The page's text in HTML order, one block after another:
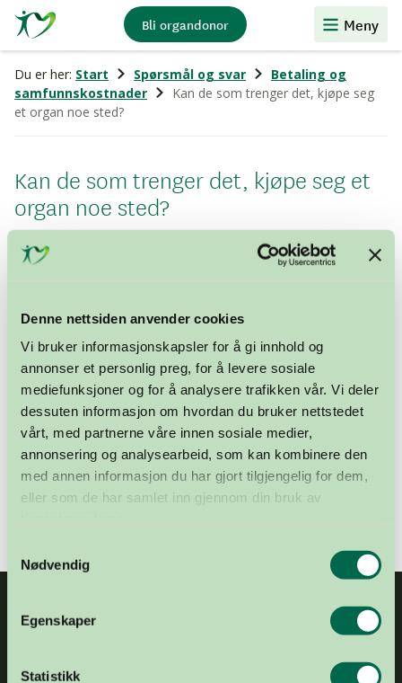
Denne nettsiden anvender cookies
Vi bruker informasjonskapsler for å gi innhold og
annonser et personlig preg, for å levere sosiale
mediefunksjoner og for å analysere trafikken vår. Vi deler
dessuten informasjon om hvordan du bruker nettstedet
vårt, med partnerne våre innen sosiale medier,
annonsering og analysearbeid, som kan kombinere den
med annen informasjon du har gjort tilgjengelig for dem,
eller som de har samlet inn gjennom din bruk av
Nødvendig
Egenskaper
Statistikk
Stiftelsen
Organdonasjon
Bli organdonor Meny
Du er her: Start Spørsmål og svar
Betaling og
samfunnskostnader
Kan de som trenger det, kjøpe seg
et organ noe sted?
Kan de som trenger det, kjøpe seg et
organ noe sted?
I Norge, og i de aller fleste andre land, er detforbud
transplantasjoner foretas i Norge med organer som er
kjøpt.
I mange vestlige land er uttak og bruk av organer
offentlig registrert, og bare de som er bosatt i landet
kan etter reglene settes på venteliste for
transplantasjon. Medisinsk nødvendig utveksling av
organer over landegrensene reguleres og organiseres
av egne internasjonale institusjoner.